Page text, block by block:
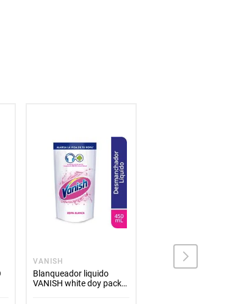
VANISH
Blanqueador liquido
VANISH white doy pack
CLOROX